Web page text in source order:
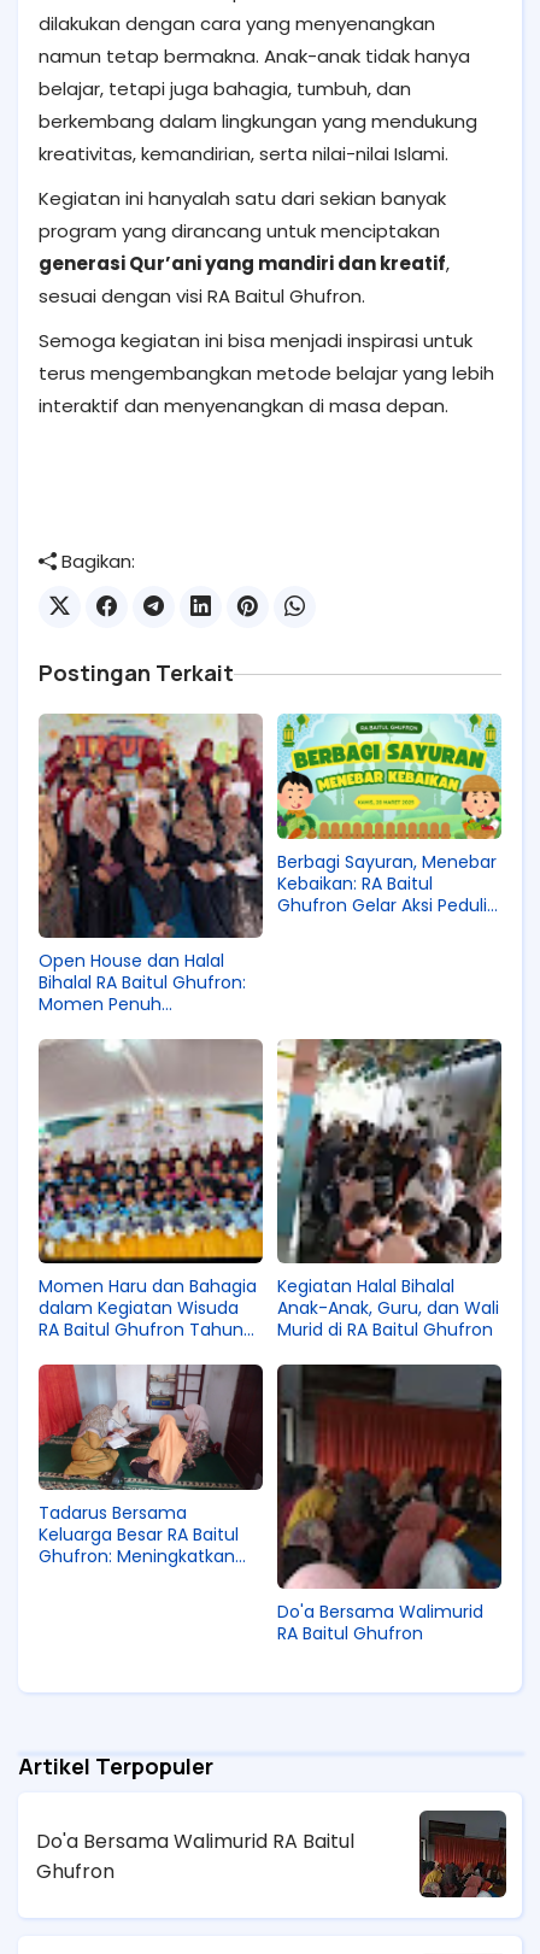
dilakukan dengan cara yang menyenangkan
namun tetap bermakna. Anak-anak tidak hanya
belajar, tetapi juga bahagia, tumbuh, dan
berkembang dalam lingkungan yang mendukung
kreativitas, kemandirian, serta nilai-nilai Islami.
Kegiatan ini hanyalah satu dari sekian banyak
program yang dirancang untuk menciptakan
generasi Qur’ani yang mandiri dan kreatif,
sesuai dengan visi RA Baitul Ghufron.
Semoga kegiatan ini bisa menjadi inspirasi untuk
terus mengembangkan metode belajar yang lebih
interaktif dan menyenangkan di masa depan.
Bagikan:
Postingan Terkait
Open House dan Halal
Bihalal RA Baitul Ghufron:
Momen Penuh
Kebersamaan
Berbagi Sayuran, Menebar
Kebaikan: RA Baitul
Ghufron Gelar Aksi Peduli
Momen Haru dan Bahagia
dalam Kegiatan Wisuda
RA Baitul Ghufron Tahun
Kegiatan Halal Bihalal
Anak-Anak, Guru, dan Wali
Murid di RA Baitul Ghufron
Tadarus Bersama
Keluarga Besar RA Baitul
Ghufron: Meningkatkan
Do'a Bersama Walimurid
RA Baitul Ghufron
Artikel Terpopuler
Do'a Bersama Walimurid RA Baitul
Ghufron